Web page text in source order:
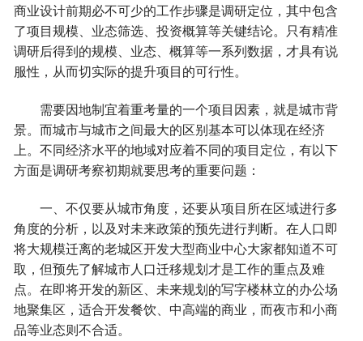
商业设计前期必不可少的工作步骤是调研定位，其中包含
了项目规模、业态筛选、投资概算等关键结论。只有精准
调研后得到的规模、业态、概算等一系列数据，才具有说
服性，从而切实际的提升项目的可行性。
需要因地制宜着重考量的一个项目因素，就是城市背
景。而城市与城市之间最大的区别基本可以体现在经济
上。不同经济水平的地域对应着不同的项目定位，有以下
方面是调研考察初期就要思考的重要问题：
一、不仅要从城市角度，还要从项目所在区域进行多
角度的分析，以及对未来政策的预先进行判断。在人口即
将大规模迁离的老城区开发大型商业中心大家都知道不可
取，但预先了解城市人口迁移规划才是工作的重点及难
点。在即将开发的新区、未来规划的写字楼林立的办公场
地聚集区，适合开发餐饮、中高端的商业，而夜市和小商
品等业态则不合适。